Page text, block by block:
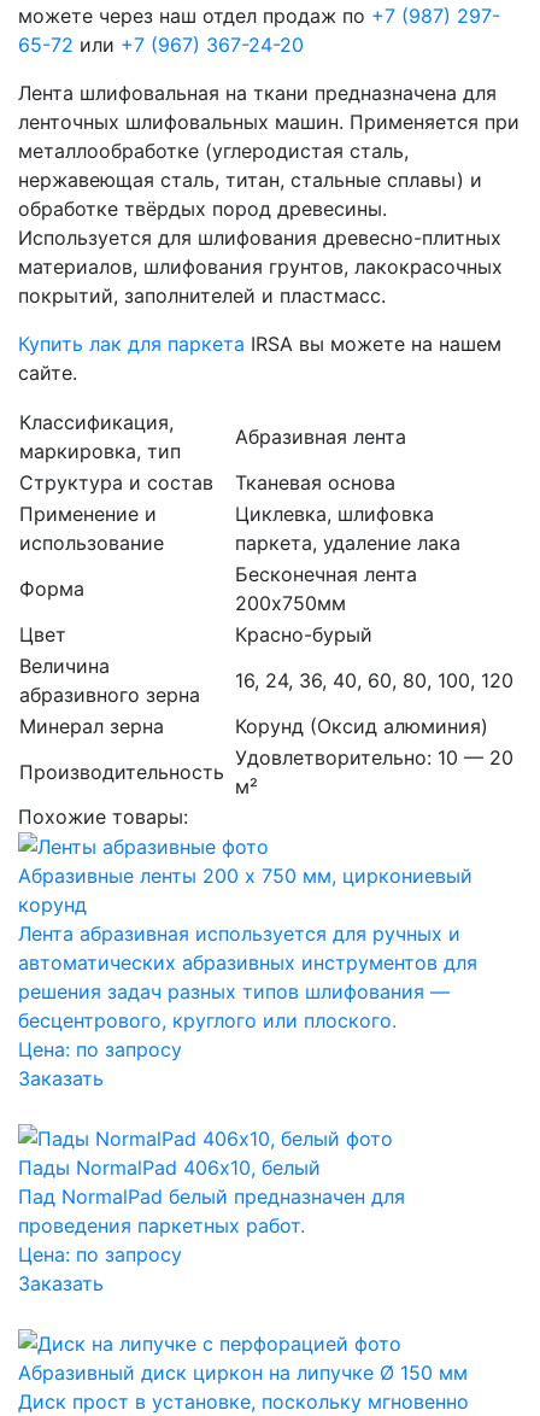
можете через наш отдел продаж по +7 (987) 297-
65-72 или +7 (967) 367-24-20
Лента шлифовальная на ткани предназначена для
ленточных шлифовальных машин. Применяется при
металлообработке (углеродистая сталь,
нержавеющая сталь, титан, стальные сплавы) и
обработке твёрдых пород древесины.
Используется для шлифования древесно-плитных
материалов, шлифования грунтов, лакокрасочных
покрытий, заполнителей и пластмасс.
Купить лак для паркета IRSA вы можете на нашем
сайте.
Классификация,
маркировка, тип
Абразивная лента
Структура и состав
Тканевая основа
Применение и
использование
Циклевка, шлифовка
паркета, удаление лака
Форма
Бесконечная лента
200х750мм
Цвет
Красно-бурый
Величина
абразивного зерна
16, 24, 36, 40, 60, 80, 100, 120
Минерал зерна
Корунд (Оксид алюминия)
Производительность
Удовлетворительно: 10 — 20
м²
Похожие товары:
Абразивные ленты 200 x 750 мм, циркониевый
корунд
Лента абразивная используется для ручных и
автоматических абразивных инструментов для
решения задач разных типов шлифования —
бесцентрового, круглого или плоского.
Цена: по запросу
Заказать
Пады NormalPad 406х10, белый
Пад NormalPad белый предназначен для
проведения паркетных работ.
Цена: по запросу
Заказать
Абразивный диск циркон на липучке Ø 150 мм
Диск прост в установке, поскольку мгновенно